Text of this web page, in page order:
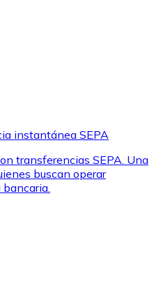
instantánea SEPA
transferencias SEPA. Una
buscan operar